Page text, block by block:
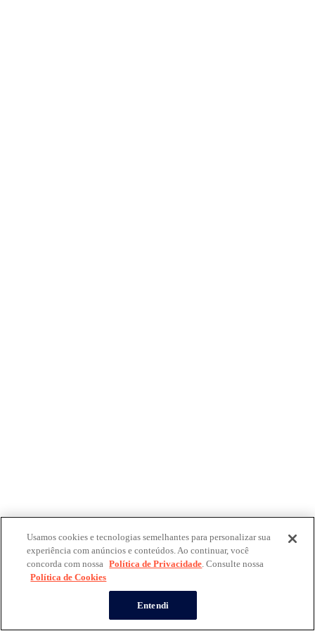
Usamos cookies e tecnologias semelhantes para personalizar sua
experiência com anúncios e conteúdos. Ao continuar, você
concorda com nossa Política de Privacidade. Consulte nossa
Política de Cookies
Entendi